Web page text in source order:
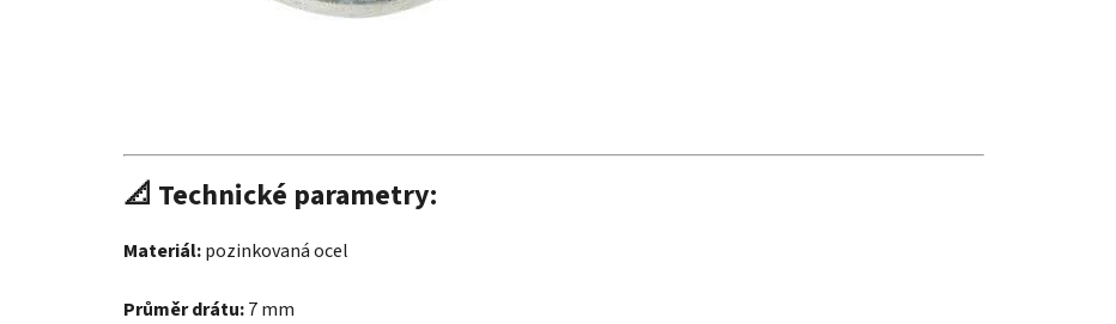
📐 Technické parametry:
Materiál:pozinkovaná ocel
Průměr drátu:7 mm